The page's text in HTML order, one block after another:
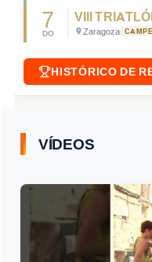
7
DO Zaragoza
HISTÓRICO DE
VÍDEOS